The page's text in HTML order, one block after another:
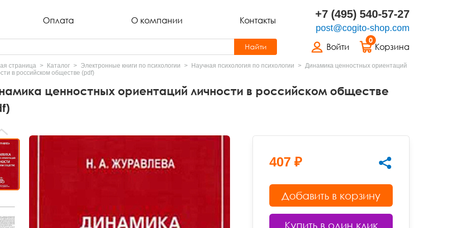
Оплата О компании Контакты +7 (495) 540-57-27
post@cogito-shop.com
Войти
0
Корзина
Найти
страница Каталог Электронные книги по психологии Научная психология по психологии
Динамика ценностных ориентаций
в российском обществе (pdf)
ценностных ориентаций личности в российском обществе
407 ₽
Добавить в корзину
Купить в один клик